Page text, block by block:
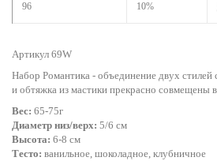
96 10%
Артикул 69W
Набор Романтика - объединение двух стилей
и обтяжка из мастики прекрасно совмещены
Вес: 65-75г
Диаметр низ/верх: 5/6 см
Высота: 6-8 см
Тесто: ванильное, шоколадное, клубничное